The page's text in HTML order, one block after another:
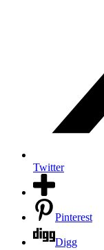
Twitter
Pinterest
Digg